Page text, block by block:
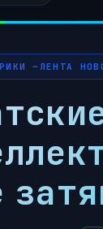
~ЛЕНТА